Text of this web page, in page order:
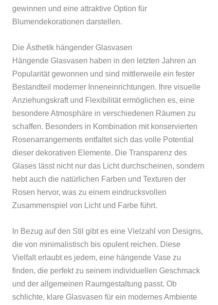
gewinnen und eine attraktive Option für
Blumendekorationen darstellen.
Die Ästhetik hängender Glasvasen
Hängende Glasvasen haben in den letzten Jahren an
Popularität gewonnen und sind mittlerweile ein fester
Bestandteil moderner Inneneinrichtungen. Ihre visuelle
Anziehungskraft und Flexibilität ermöglichen es, eine
besondere Atmosphäre in verschiedenen Räumen zu
schaffen. Besonders in Kombination mit konservierten
Rosenarrangements entfaltet sich das volle Potential
dieser dekorativen Elemente. Die Transparenz des
Glases lässt nicht nur das Licht durchscheinen, sondern
hebt auch die natürlichen Farben und Texturen der
Rosen hervor, was zu einem eindrucksvollen
Zusammenspiel von Licht und Farbe führt.
In Bezug auf den Stil gibt es eine Vielzahl von Designs,
die von minimalistisch bis opulent reichen. Diese
Vielfalt erlaubt es jedem, eine hängende Vase zu
finden, die perfekt zu seinem individuellen Geschmack
und der allgemeinen Raumgestaltung passt. Ob
schlichte, klare Glasvasen für ein modernes Ambiente